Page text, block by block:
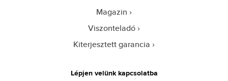
Magazin
Viszonteladó
Kiterjesztett garancia
Lépjen velünk kapcsolatba